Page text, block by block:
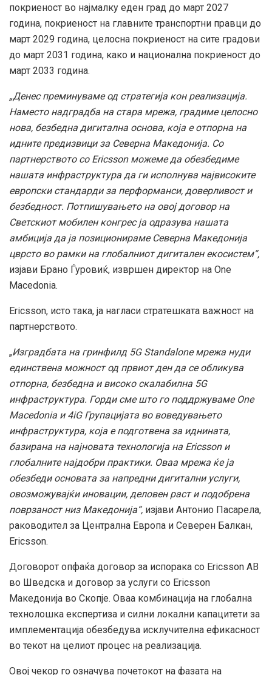
покриеност во најмалку еден град до март 2027
година, покриеност на главните транспортни правци до
март 2029 година, целосна покриеност на сите градови
до март 2031 година, како и национална покриеност до
март 2033 година.
„Денес преминуваме од стратегија кон реализација.
Наместо надградба на стара мрежа, градиме целосно
нова, безбедна дигитална основа, која е отпорна на
идните предизвици за Северна Македонија. Со
партнерството со Ericsson можеме да обезбедиме
нашата инфраструктура да ги исполнува највисоките
европски стандарди за перформанси, доверливост и
безбедност. Потпишувањето на овој договор на
Светскиот мобилен конгрес ја одразува нашата
амбиција да ја позиционираме Северна Македонија
цврсто во рамки на глобалниот дигитален екосистем“,
изјави Брано Ѓуровиќ, извршен директор на One
Macedonia.
Ericsson, исто така, ја нагласи стратешката важност на
партнерството.
„Изградбата на гринфилд 5G Standalone мрежа нуди
единствена можност од првиот ден да се обликува
отпорна, безбедна и високо скалабилна 5G
инфраструктура. Горди сме што го поддржуваме One
Macedonia и 4iG Групацијата во воведувањето
инфраструктура, која е подготвена за иднината,
базирана на најновата технологија на Ericsson и
глобалните најдобри практики. Оваа мрежа ќе ја
обезбеди основата за напредни дигитални услуги,
овозможувајќи иновации, деловен раст и подобрена
поврзаност низ Македонија“, изјави Антонио Пасарела,
раководител за Централна Европа и Северен Балкан,
Ericsson.
Договорот опфаќа договор за испорака со Ericsson AB
во Шведска и договор за услуги со Ericsson
Македонија во Скопје. Оваа комбинација на глобална
технолошка експертиза и силни локални капацитети за
имплементација обезбедува исклучителна ефикасност
во текот на целиот процес на реализација.
Овој чекор го означува почетокот на фазата на